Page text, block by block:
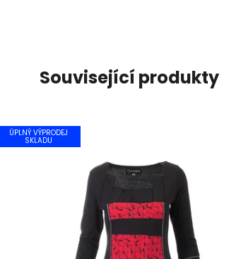
Související produkty
ÚPLNÝ VÝPRODEJ
SKLADU